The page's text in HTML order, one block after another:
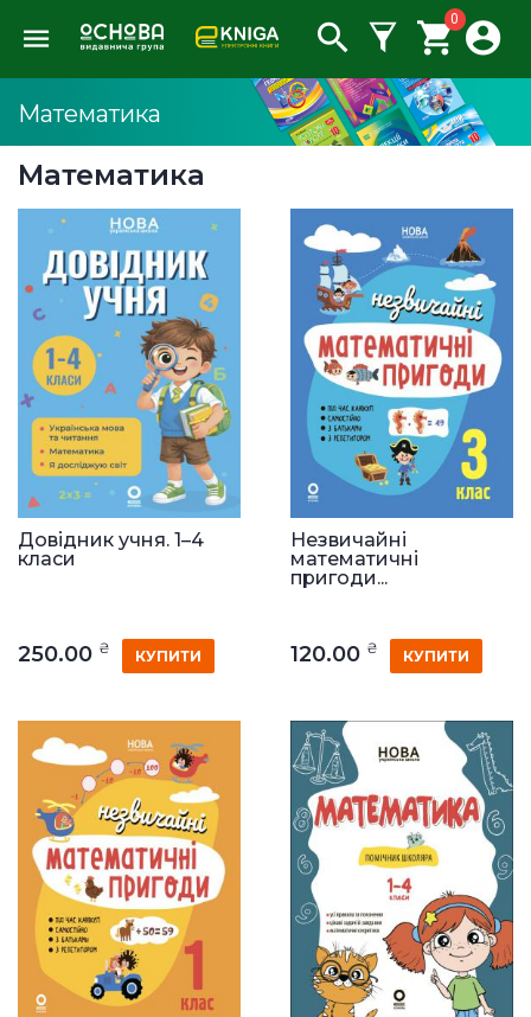
0
Математика
Математика
Довідник учня. 1–4
класи
250.00 ₴ КУПИТИ
Незвичайні
математичні
пригоди...
120.00 ₴ КУПИТИ